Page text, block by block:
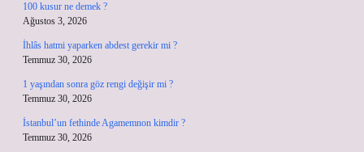
100 kusur ne demek ?
Ağustos 3, 2026
İhlâs hatmi yaparken abdest gerekir mi ?
Temmuz 30, 2026
1 yaşından sonra göz rengi değişir mi ?
Temmuz 30, 2026
İstanbul’un fethinde Agamemnon kimdir ?
Temmuz 30, 2026